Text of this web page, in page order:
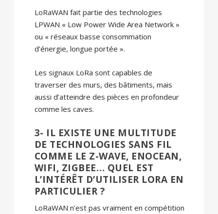
LoRaWAN fait partie des technologies
LPWAN « Low Power Wide Area Network »
ou « réseaux basse consommation
d’énergie, longue portée ».
Les signaux LoRa sont capables de
traverser des murs, des bâtiments, mais
aussi d’atteindre des pièces en profondeur
comme les caves.
3- IL EXISTE UNE MULTITUDE
DE TECHNOLOGIES SANS FIL
COMME LE Z-WAVE, ENOCEAN,
WIFI, ZIGBEE… QUEL EST
L’INTÉRÊT D’UTILISER LORA EN
PARTICULIER ?
LoRaWAN n’est pas vraiment en compétition